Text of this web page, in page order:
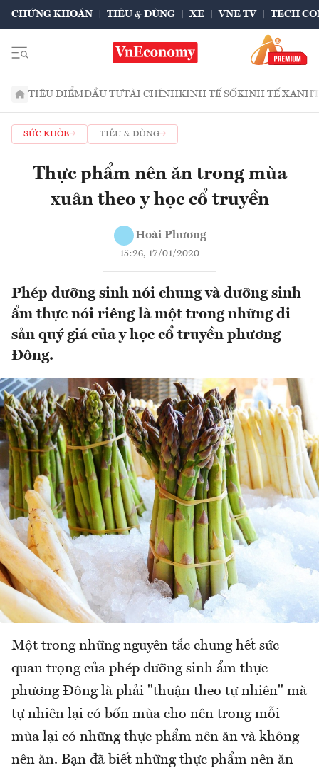
CHỨNG KHOÁN TIÊU & DÙNG XE VNE TV TECH
TIÊU ĐIỂMĐẦU TƯTÀI CHÍNHKINH TẾ SỐKINH TẾ XANH
SỨC KHỎE TIÊU & DÙNG
Thực phẩm nên ăn trong mùa
xuân theo y học cổ truyền
Hoài Phương
15:26, 17/01/2020
Phép dưỡng sinh nói chung và dưỡng sinh
ẩm thực nói riêng là một trong những di
sản quý giá của y học cổ truyền phương
Đông.
Một trong những nguyên tắc chung hết sức
quan trọng của phép dưỡng sinh ẩm thực
phương Đông là phải "thuận theo tự nhiên" mà
tự nhiên lại có bốn mùa cho nên trong mỗi
mùa lại có những thực phẩm nên ăn và không
nên ăn. Bạn đã biết những thực phẩm nên ăn